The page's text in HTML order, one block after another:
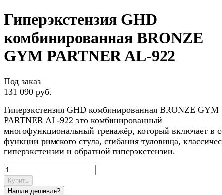
Гиперэкстензия GHD
комбинированная BRONZE
GYM PARTNER AL-922
Под заказ
131 090 руб.
Гиперэкстензия GHD комбинированная BRONZE GYM
PARTNER AL-922 это комбинированный
многофункциональный тренажёр, который включает в
функции римского стула, сгибания туловища,
гиперэкстензии и обратной гиперэкстензии.
Купить